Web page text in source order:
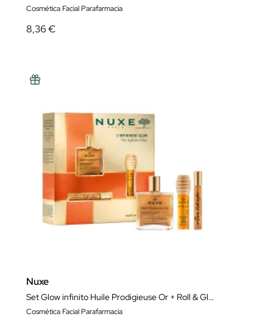
Cosmética Facial Parafarmacia
8,36 €
Nuxe
Set Glow infinito Huile Prodigieuse Or + Roll & Glow Huile Prodigieuse Or + Rêve de Miel
Cosmética Facial Parafarmacia